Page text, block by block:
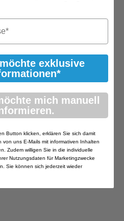
exklusive
mich manuell
Button klicken, erklären Sie sich damit
von uns E-Mails mit informativen Inhalten
Zudem willigen Sie in die individuelle
Nutzungsdaten für Marketingzwecke
Sie können sich jederzeit wieder